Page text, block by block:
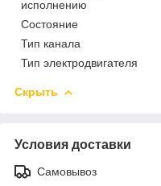
исполнению
Состояние
Тип канала
Тип электродвигателя
Скрыть
Условия доставки
Самовывоз